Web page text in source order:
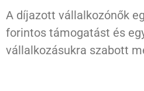
A díjazott vállalkozónők
forintos támogatást és
vállalkozásukra szabott